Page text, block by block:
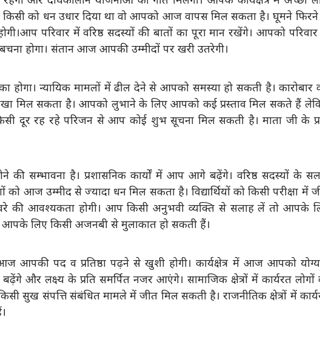
को धन उधार दिया था वो आपको आज वापस मिल सकता है। घूमने
परिवार में वरिष्ठ सदस्यों की बातों का पूरा मान रखेंगे। आपको
होगा। संतान आज आपकी उम्मीदों पर खरी उतरेगी।
होगा। न्यायिक मामलों में ढील देने से आपको समस्या हो सकती है। कारोबार
मिल सकता है। आपको लुभाने के लिए आपको कई प्रस्ताव मिल सकते हैं
दूर रह रहे परिजन से आप कोई शुभ सूचना मिल सकती है। माता जी के
सम्भावना है। प्रशासनिक कार्यों में आप आगे बढ़ेंगे। वरिष्ठ सदस्यों के
आज उम्मीद से ज्यादा धन मिल सकता है। विद्यार्थियों को किसी परीक्षा में
की आवश्यकता होगी। आप किसी अनुभवी व्यक्ति से सलाह लें तो आपके
आपके लिए किसी अजनबी से मुलाकात हो सकती हैं।
पद व प्रतिष्ठा पढ़ने से खुशी होगी। कार्यक्षेत्र में आज आपको
और लक्ष्य के प्रति समर्पित नजर आएंगे। सामाजिक क्षेत्रों में कार्यरत लोगों
सुख संपत्ति संबंधित मामले में जीत मिल सकती है। राजनीतिक क्षेत्रों में